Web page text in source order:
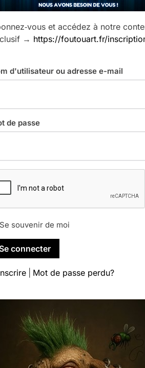
et accédez à notre
→ https://foutouart.fr/
d'utilisateur ou adresse e-mail
de passe
souvenir de moi
Mot de passe perdu?